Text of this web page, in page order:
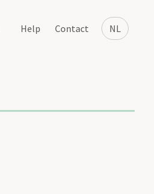
NL
Help Contact